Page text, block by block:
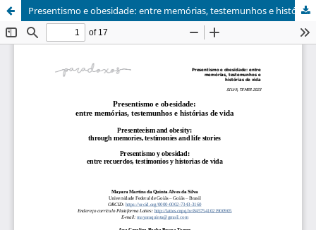
Presentismo e obesidade: entre memórias, testemunhos e histórias de vida